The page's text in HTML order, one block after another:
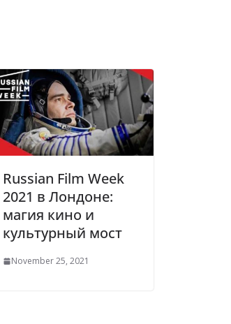
Russian Film Week
2021 в Лондоне:
магия кино и
культурный мост
November 25, 2021